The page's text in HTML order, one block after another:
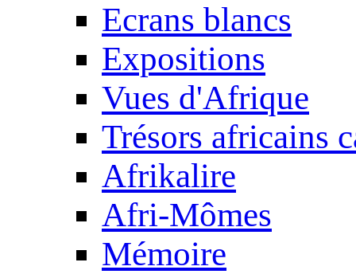
Ecrans blancs
Expositions
Vues d'Afrique
Trésors africains
Afrikalire
Afri-Mômes
Mémoire